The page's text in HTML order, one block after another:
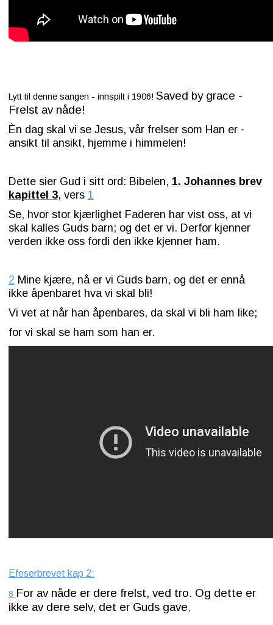
Lytt til denne sangen - innspilt i 1906! Saved by grace -
Frelst av nåde!
Èn dag skal vi se Jesus, vår frelser som Han er -
ansikt til ansikt, hjemme i himmelen!
Dette sier Gud i sitt ord: Bibelen, 1. Johannes brev
kapittel 3, vers 1
Se, hvor stor kjærlighet Faderen har vist oss, at vi
skal kalles Guds barn; og det er vi. Derfor kjenner
verden ikke oss fordi den ikke kjenner ham.
2 Mine kjære, nåer vi Guds barn, og det er ennå
ikke åpenbaret hva vi skal bli!
Vi vet at når han åpenbares, da skal vi bli ham like;
for vi skal se ham som han er.
Efeserbrevet kap 2:
8 For av nåde er dere frelst, ved tro. Og dette er
ikke av dere selv, det er Guds gave,